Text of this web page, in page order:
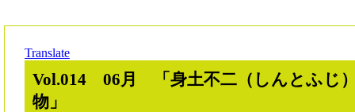
Translate
Vol.014 06月 「身土不二（しんとふじ
物」